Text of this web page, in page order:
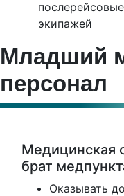
экипажей
Младший
персонал
Медицинская
брат
Оказывать